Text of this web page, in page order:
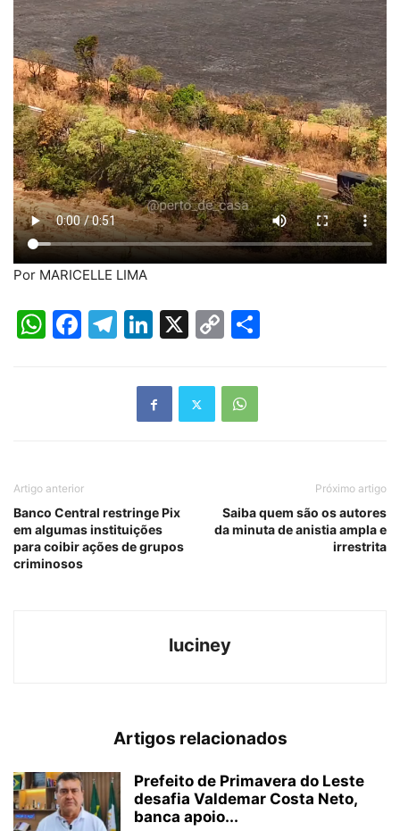
Por MARICELLE LIMA
WhatsApp
Facebook
Telegram
LinkedIn
X
Copy
Artigo anterior
Banco Central restringe Pix
em algumas instituições
para coibir ações de grupos
criminosos
Próximo artigo
Saiba quem são os autores
da minuta de anistia ampla e
irrestrita
luciney
Artigos relacionados
Prefeito de Primavera do Leste
desafia Valdemar Costa Neto,
banca apoio...